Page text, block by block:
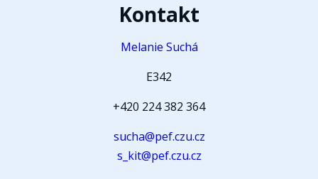
Kontakt
Melanie Suchá
E342
+420 224 382 364
sucha@pef.czu.cz
s_kit@pef.czu.cz